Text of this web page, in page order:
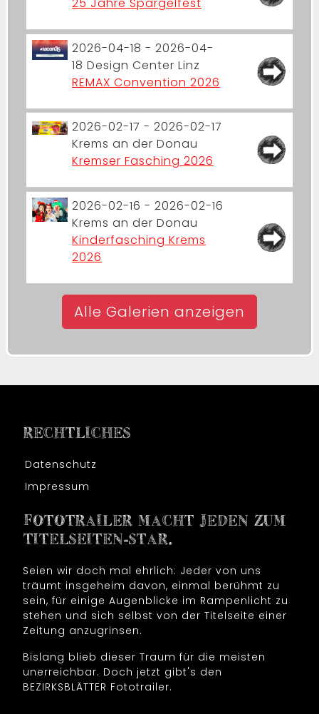
2026-04-18 - 2026-04-
18 Design Center Linz
REMAX Convention 2026
2026-02-17 - 2026-02-17
Krems an der Donau
Kremser Fasching 2026
2026-02-16 - 2026-02-16
Krems an der Donau
Kinderfasching Krems
2026
Alle Galerien anzeigen
RECHTLICHES
Datenschutz
Impressum
FOTOTRAILER MACHT JEDEN ZUM
TITELSEITEN-STAR.
Seien wir doch mal ehrlich: Jeder von uns
träumt insgeheim davon, einmal berühmt zu
sein, für einige Augenblicke im Rampenlicht zu
stehen und sich selbst von der Titelseite einer
Zeitung anzugrinsen.
Bislang blieb dieser Traum für die meisten
unerreichbar. Doch jetzt gibt's den
BEZIRKSBLÄTTER Fototrailer.